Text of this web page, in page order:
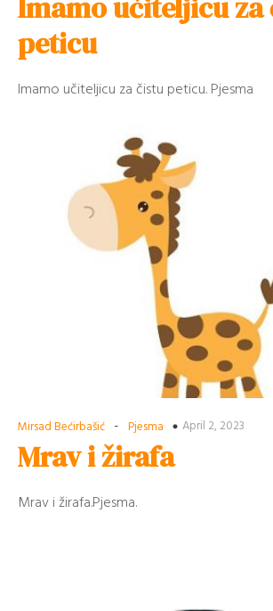
Imamo učiteljicu za
peticu
Imamo učiteljicu za čistu peticu. Pjesma
Mirsad Bećirbašić - Pjesma April 2, 2023
Mrav i žirafa
Mrav i žirafa.Pjesma.